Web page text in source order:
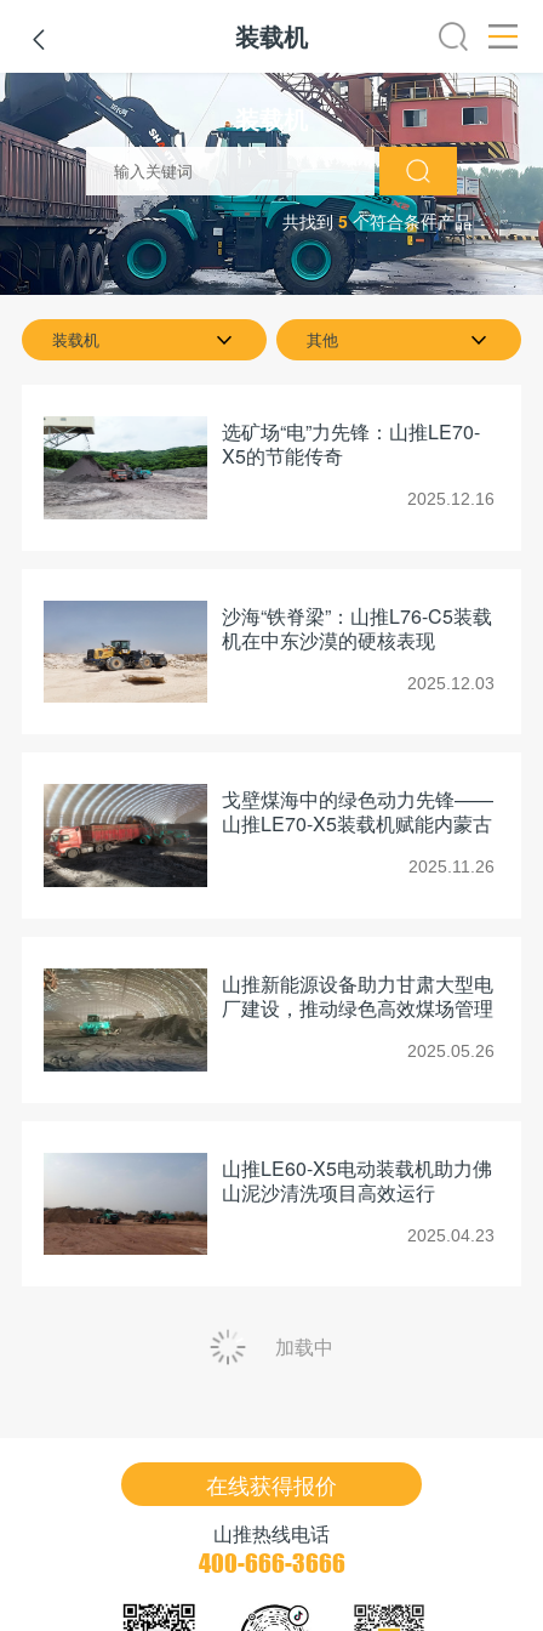
 装载机
压路机 平地机 装载机 挖掘机 铣刨机 摊铺机 冷
装载机
共找到5个符合条件产品
装载机 其他
选矿场“电”力先锋：山推LE70-
X5的节能传奇
2025.12.16
沙海“铁脊梁”：山推L76-C5装载
机在中东沙漠的硬核表现
2025.12.03
戈壁煤海中的绿色动力先锋——
山推LE70-X5装载机赋能内蒙古
2025.11.26
山推新能源设备助力甘肃大型电
厂建设，推动绿色高效煤场管理
2025.05.26
山推LE60-X5电动装载机助力佛
山泥沙清洗项目高效运行
2025.04.23
加载中
在线获得报价
山推热线电话
400-666-3666